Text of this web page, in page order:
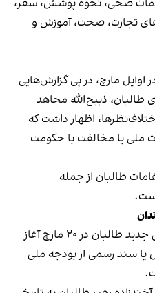
صحی، نحوه پوشش، سفر،
تجارت، صحت، آموزش و
مارچ، در پی گزارش‌هایی
ذبیح‌الله مجاهد
اظهار داشت که
ملی یا مخالفت با حکومت
طالبان از جمله
گزارش افزوده است که سال مالی جدید طالبان در ۲۰ مارچ آغاز
یا سند رسمی از بودجه ملی